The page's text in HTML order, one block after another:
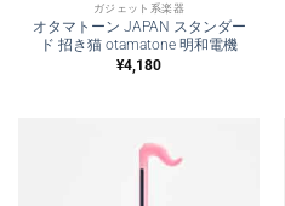
ガジェット系楽器
オタマトーン JAPAN スタンダー
ド 招き猫 otamatone 明和電機
¥4,180